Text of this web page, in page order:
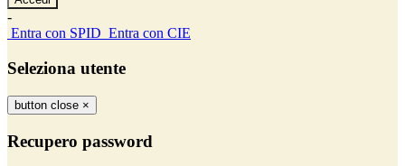
-
Entra con SPID Entra con CIE
Seleziona utente
button close ×
Recupero password